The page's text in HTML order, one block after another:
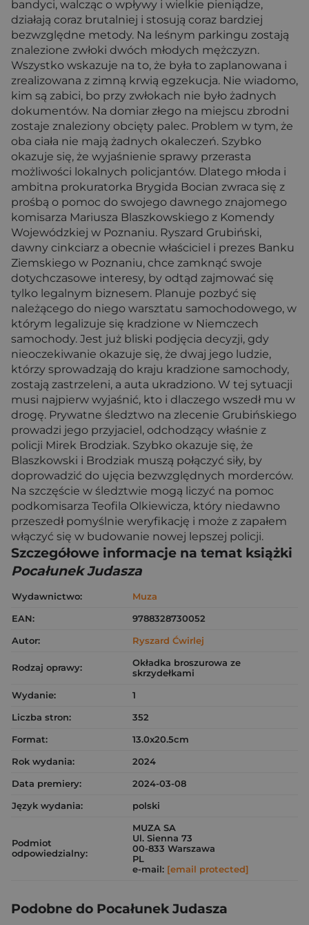
bandyci, walcząc o wpływy i wielkie pieniądze,
działają coraz brutalniej i stosują coraz bardziej
bezwzględne metody. Na leśnym parkingu zostają
znalezione zwłoki dwóch młodych mężczyzn.
Wszystko wskazuje na to, że była to zaplanowana i
zrealizowana z zimną krwią egzekucja. Nie wiadomo,
kim są zabici, bo przy zwłokach nie było żadnych
dokumentów. Na domiar złego na miejscu zbrodni
zostaje znaleziony obcięty palec. Problem w tym, że
oba ciała nie mają żadnych okaleczeń. Szybko
okazuje się, że wyjaśnienie sprawy przerasta
możliwości lokalnych policjantów. Dlatego młoda i
ambitna prokuratorka Brygida Bocian zwraca się z
prośbą o pomoc do swojego dawnego znajomego
komisarza Mariusza Blaszkowskiego z Komendy
Wojewódzkiej w Poznaniu. Ryszard Grubiński,
dawny cinkciarz a obecnie właściciel i prezes Banku
Ziemskiego w Poznaniu, chce zamknąć swoje
dotychczasowe interesy, by odtąd zajmować się
tylko legalnym biznesem. Planuje pozbyć się
należącego do niego warsztatu samochodowego, w
którym legalizuje się kradzione w Niemczech
samochody. Jest już bliski podjęcia decyzji, gdy
nieoczekiwanie okazuje się, że dwaj jego ludzie,
którzy sprowadzają do kraju kradzione samochody,
zostają zastrzeleni, a auta ukradziono. W tej sytuacji
musi najpierw wyjaśnić, kto i dlaczego wszedł mu w
drogę. Prywatne śledztwo na zlecenie Grubińskiego
prowadzi jego przyjaciel, odchodzący właśnie z
policji Mirek Brodziak. Szybko okazuje się, że
Blaszkowski i Brodziak muszą połączyć siły, by
doprowadzić do ujęcia bezwzględnych morderców.
Na szczęście w śledztwie mogą liczyć na pomoc
podkomisarza Teofila Olkiewicza, który niedawno
przeszedł pomyślnie weryfikację i może z zapałem
włączyć się w budowanie nowej lepszej policji.
Szczegółowe informacje na temat książki
Pocałunek Judasza
Wydawnictwo:
Muza
EAN:
9788328730052
Autor:
Ryszard Ćwirlej
Rodzaj oprawy:
Okładka broszurowa ze
skrzydełkami
Wydanie:
1
Liczba stron:
352
Format:
13.0x20.5cm
Rok wydania:
2024
Data premiery:
2024-03-08
Język wydania:
polski
Podmiot
odpowiedzialny:
MUZA SA
Ul. Sienna 73
00-833 Warszawa
PL
e-mail: [email protected]
Podobne do Pocałunek Judasza